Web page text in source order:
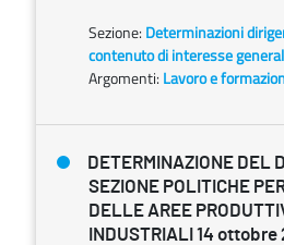
Sezione: Determinazioni
contenuto di interesse
Argomenti: Lavoro e
DETERMINAZIONE DEL
SEZIONE POLITICHE
DELLE AREE
INDUSTRIALI 14